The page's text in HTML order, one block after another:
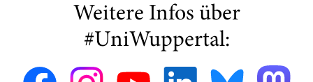
Weitere Infos über
#UniWuppertal: